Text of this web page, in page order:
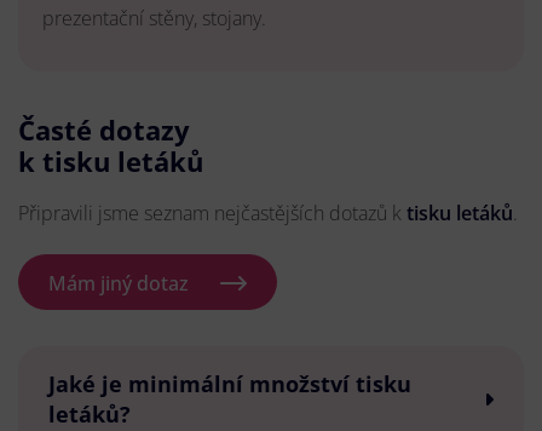
prezentační stěny, stojany.
Časté dotazy
k tisku letáků
Připravili jsme seznam nejčastějších dotazů k tisku letáků.
Mám jiný dotaz
Jaké je minimální množství tisku
letáků?